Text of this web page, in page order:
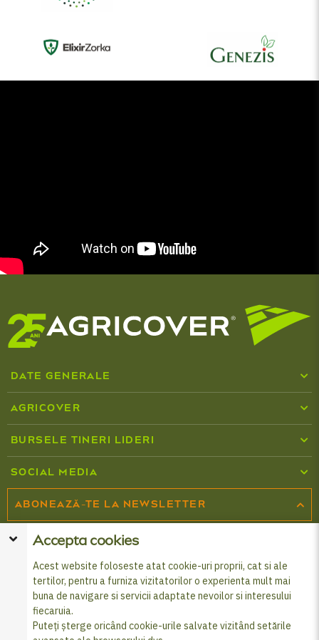
DATE GENERALE
Cine suntem
Centru media
Combaterea fraudei și corupției
Politica de cookies
Prelucrarea datelor cu caracter personal
Programul Agricover Premium
Altele
AGRICOVER
Inputuri agricole
Cataloage Agricover
Produse de finanțare
Cardul FERMIER
Află cum să-ți protejezi datele
BURSELE TINERI LIDERI
Despre programul Tineri Lideri
Formular înscriere Burse
SOCIAL MEDIA
© 2026 Agricover Distribution S.A. - Toate drepturile
rezervate
ABONEAZĂ-TE LA NEWSLETTER
Abonează-te la newsletter și fii la curent cu cele mai noi informații
din universul Agricover.
ABONEAZĂ-TE
Accepta cookies
Acest website foloseste atat cookie-uri proprii, cat si ale
tertilor, pentru a furniza vizitatorilor o experienta mult mai
buna de navigare si servicii adaptate nevoilor si interesului
fiecaruia.
Puteți șterge oricând cookie-urile salvate vizitând setările